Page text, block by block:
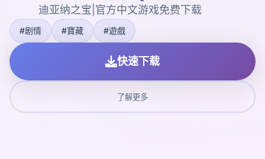
迪亚纳之宝|官方中文游戏免费下载
#剧情 #寶藏 #遊戲
快速下载
了解更多